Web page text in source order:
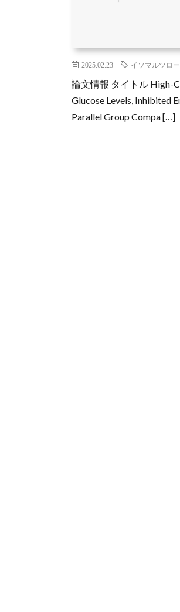
2025.02.23 イソマルツロー
論文情報 タイトル High-
Glucose Levels, Inhibited
Parallel Group Compa […]